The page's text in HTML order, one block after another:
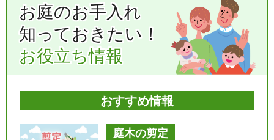
お庭のお手入れ
知っておきたい！
お役立ち情報
おすすめ情報
庭木の剪定